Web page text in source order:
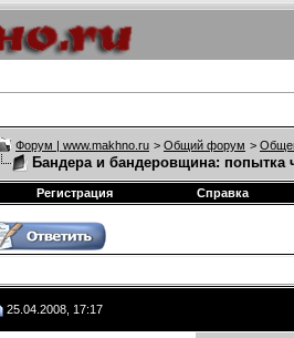
Форум | www.makhno.ru > Общий форум >
Бандера и бандеровщина: попытка
Регистрация Справка
25.04.2008, 17:17